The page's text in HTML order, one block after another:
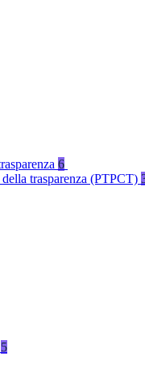
6
trasparenza (PTPCT)
5